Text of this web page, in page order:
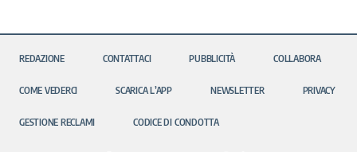
REDAZIONE CONTATTACI PUBBLICITÀ COLLABORA
COME VEDERCI SCARICA L’APP NEWSLETTER PRIVACY
GESTIONE RECLAMI CODICE DI CONDOTTA